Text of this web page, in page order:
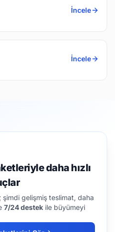
İncele
İncele
daha hızlı
gelişmiş teslimat, daha
7/24 destek ile büyümeyi